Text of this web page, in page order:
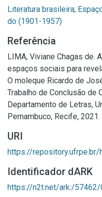
Literatura brasileira;
do (1901-1957)
Referência
LIMA, Viviane Chagas de.
espaços sociais para
O moleque Ricardo de
Trabalho de Conclusão de
Departamento de Letras,
Pernambuco, Recife, 2021.
URI
https://
Identificador dARK
https://n2t.net/ark:/